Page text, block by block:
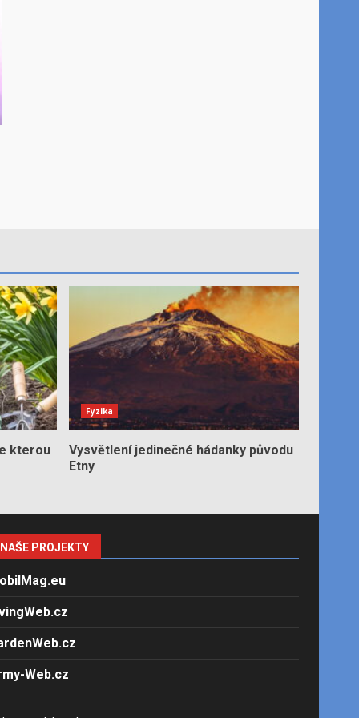
kterou
Fyzika
Vysvětlení jedinečné hádanky původu
Etny
NAŠE PROJEKTY
Web.cz